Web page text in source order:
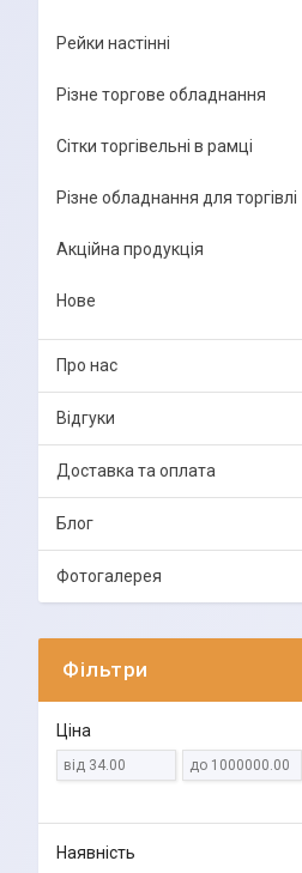
Рейки настінні
Різне торгове обладнання
Сітки торгівельні в рамці
Різне обладнання для торгівлі
Акційна продукція
Нове
Про нас
Відгуки
Доставка та оплата
Блог
Фотогалерея
Фільтри
Ціна
Наявність